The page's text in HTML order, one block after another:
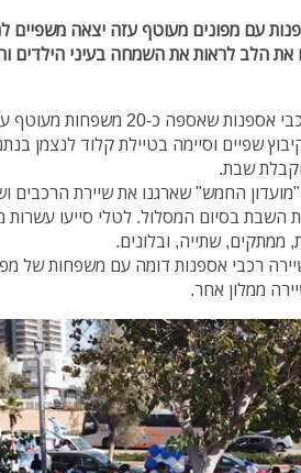
20 רכבי אספנות עם מפונים מעוטף עזה יצאה
הלב לראות את השמחה בעיני הילדים
ביום שישי יצאה שיירת רכבי אספנות
שפיים וסיימה בטיילת קלוד לנצמן
שבת.
"מועדון החמש" שארגנו את שיירת הרכבים
השבת בסיום המסלול. לטלי סייעו עשרות
ממתקים, שתייה, ובלונים.
רכבי אספנות דומה עם משפחות של
ממלון אחר.